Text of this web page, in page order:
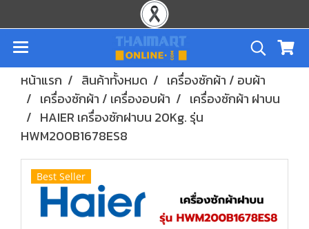
หน้าแรก สินค้าทั้งหมด
เครื่องซักผ้า / อบผ้า
เครื่องซักผ้า / เครื่องอบผ้า
เครื่องซักผ้า ฝาบน
HAIER เครื่องซักฝาบน 20Kg. รุ่น
HWM200B1678ES8
Best Seller